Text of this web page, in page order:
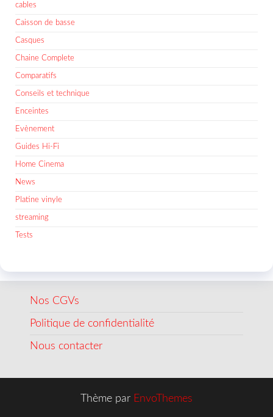
cables
Caisson de basse
Casques
Chaine Complete
Comparatifs
Conseils et technique
Enceintes
Evènement
Guides Hi-Fi
Home Cinema
News
Platine vinyle
streaming
Tests
Nos CGVs
Politique de confidentialité
Nous contacter
Thème par EnvoThemes